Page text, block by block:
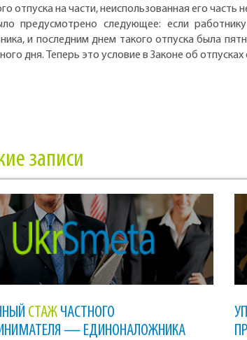
отпуска на части, неиспользованная его
предусмотрено следующее: если
и последним днем такого отпуска была
дня. Теперь это условие в Законе об отпусках
записи
СТАЖ ЧАСТНОГО
— ЕДИНОНАЛОЖНИКА